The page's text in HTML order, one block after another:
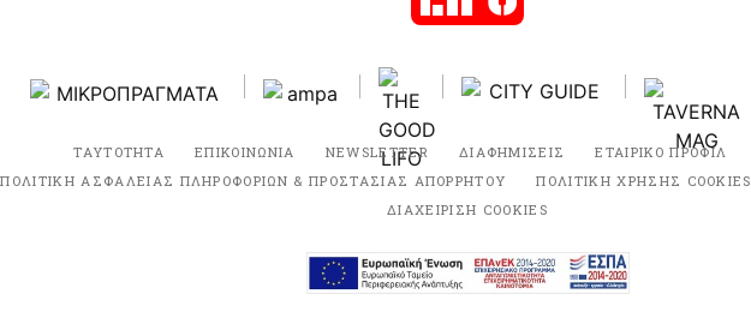
ΤΑΥΤΟΤΗΤΑ ΕΠΙΚΟΙΝΩΝΙΑ NEWSLETTER ΔΙΑΦΗΜΙΣΕΙΣ ΕΤΑΙΡΙΚΟ ΠΡΟΦΙΛ
ΠΟΛΙΤΙΚΗ ΑΣΦΑΛΕΙΑΣ ΠΛΗΡΟΦΟΡΙΩΝ & ΠΡΟΣΤΑΣΙΑΣ ΑΠΟΡΡΗΤΟΥ
ΠΟΛΙΤΙΚΗ ΧΡΗΣΗΣ COOKIES
ΔΙΑΧΕΙΡΙΣΗ COOKIES